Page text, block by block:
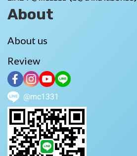
About
About us
Review
@mc1331